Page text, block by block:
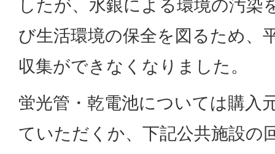
したが、水銀による環境の汚染
び生活環境の保全を図るため、
収集ができなくなりました。
蛍光管・乾電池については購入
ていただくか、下記公共施設の